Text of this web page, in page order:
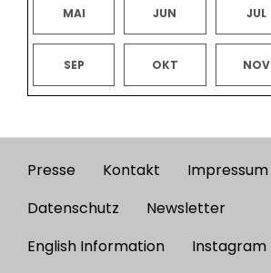
MAI JUN JUL
SEP OKT NOV
Footer
menu
Presse Kontakt
Impressum
Datenschutz
Newsletter
English Information
Instagram